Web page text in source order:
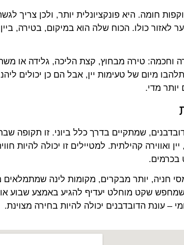
חומה. היא פונקציונלית יותר, ולכן צריך
כולו. הכוח שלה הוא במיקום, בטירה, ביין
טירה מבחוץ, קצת הליכה, גלידה או
מיום של טעימות יין, אבל הם כן יכולים
מדי.
שמתקיים בדרך כלל ביוני. זו תקופה
ואווירה קהילתית. למטיילים זו יכולה להיות
בכרמים.
חניה, יותר מבקרים, מקומות לינה
שקט מוחלט יעדיף להגיע באמצע שבוע
עונת הדובדבנים יכולה להיות בחירה מצוינת.